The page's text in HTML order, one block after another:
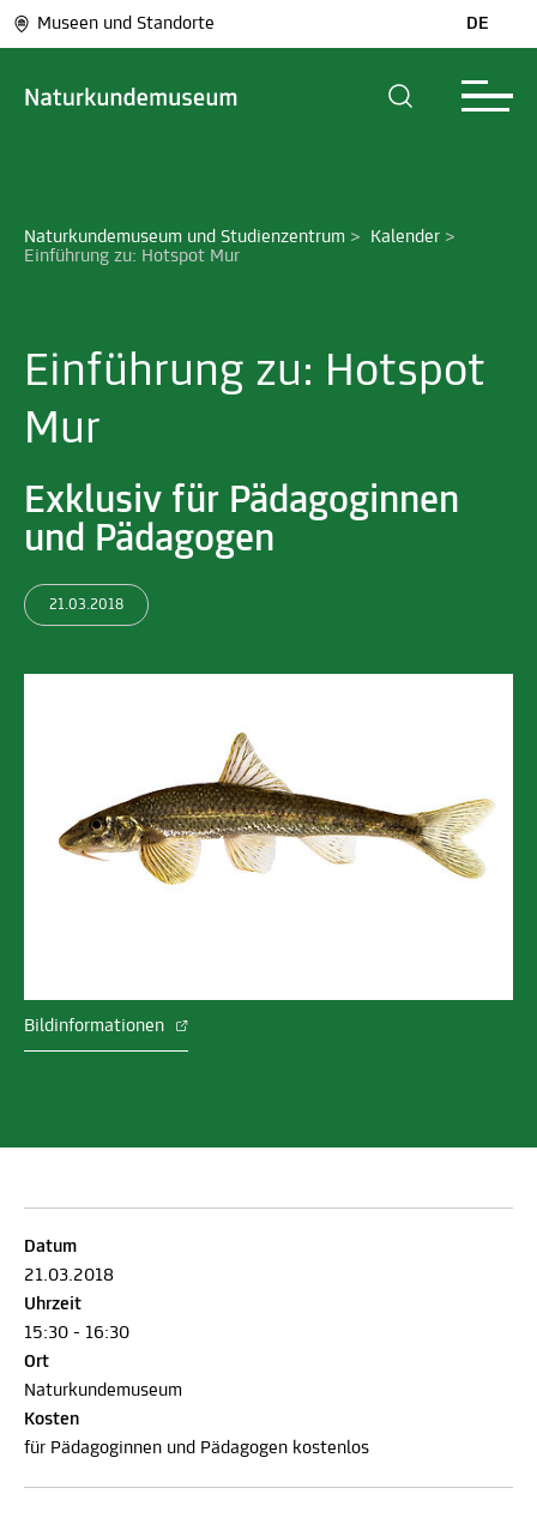
Museen und Standorte DE
Naturkundemuseum und Studienzentrum > Kalender >
Einführung zu: Hotspot Mur
Einführung zu: Hotspot
Mur
Exklusiv für Pädagoginnen
und Pädagogen
21.03.2018
Bildinformationen
Datum
21.03.2018
Uhrzeit
15:30 - 16:30
Ort
Naturkundemuseum
Kosten
für Pädagoginnen und Pädagogen kostenlos